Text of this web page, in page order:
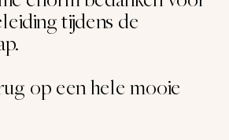
tijdens de
op een hele mooie